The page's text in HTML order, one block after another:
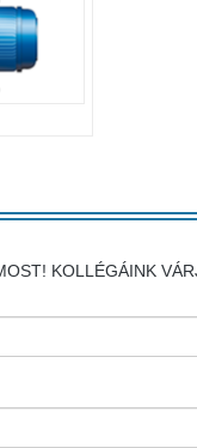
KOLLÉGÁINK